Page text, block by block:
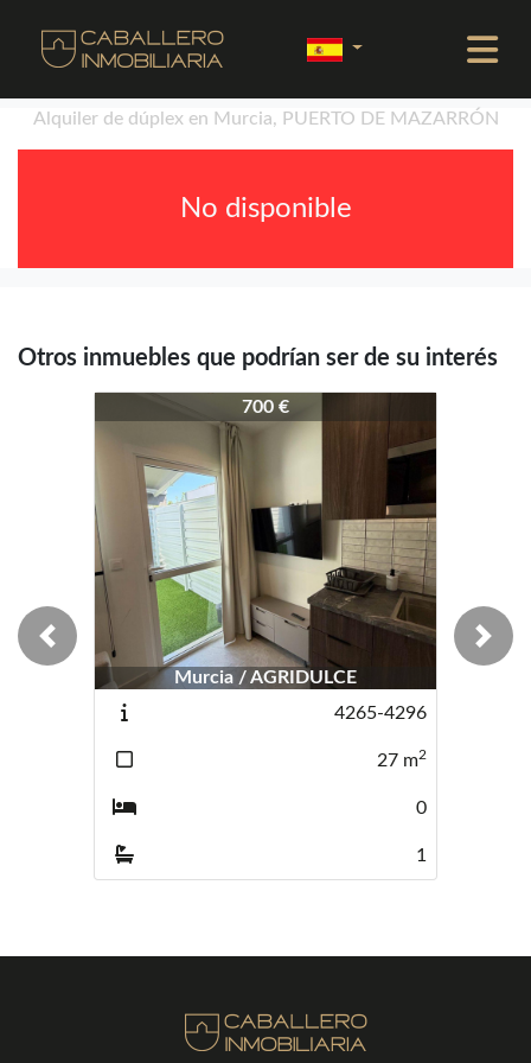
Alquiler de dúplex en Murcia, PUERTO DE MAZARRÓN
No disponible
Otros inmuebles que podrían ser de su interés
700 €
Murcia / AGRIDULCE
4265-4296
27 m2
0
1
Previous Next